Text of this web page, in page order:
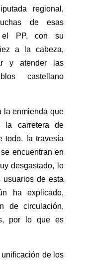
regional,
de esas
el PP, con su
a la cabeza,
y atender las
castellano
la enmienda que
la carretera de
todo, la travesía
encuentran en
desgastado, lo
de esta
ha explicado,
de circulación,
por lo que es
de los